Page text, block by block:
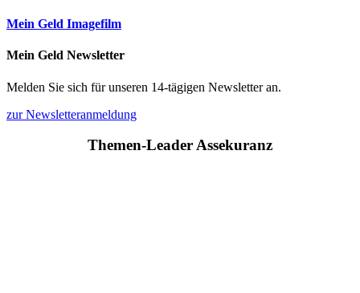
Mein Geld Imagefilm
Mein Geld Newsletter
Melden Sie sich für unseren 14-tägigen Newsletter an.
zur Newsletteranmeldung
Themen-Leader Assekuranz